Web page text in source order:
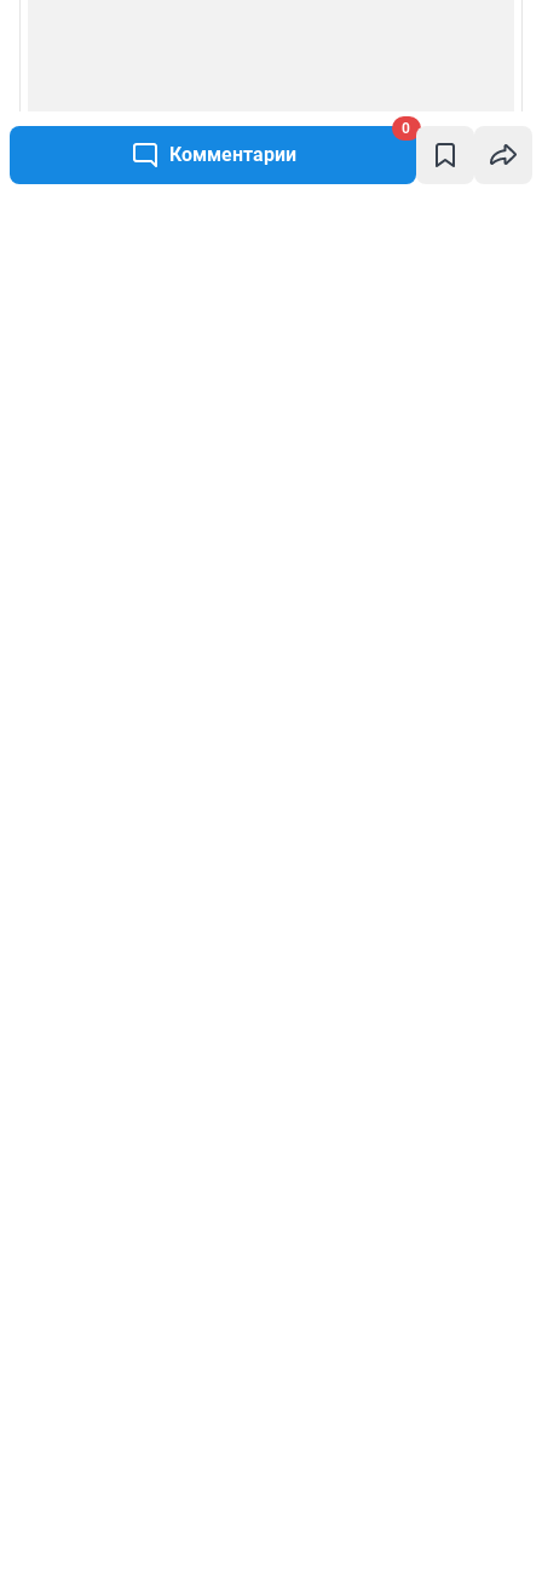
Комментарии
0